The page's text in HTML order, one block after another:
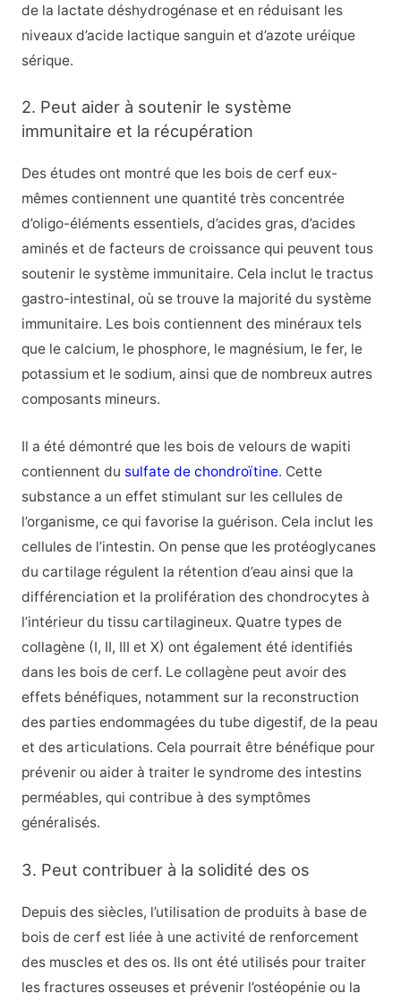
de la lactate déshydrogénase et en réduisant les
niveaux d’acide lactique sanguin et d’azote uréique
sérique.
2. Peut aider à soutenir le système
immunitaire et la récupération
Des études ont montré que les bois de cerf eux-
mêmes contiennent une quantité très concentrée
d’oligo-éléments essentiels, d’acides gras, d’acides
aminés et de facteurs de croissance qui peuvent tous
soutenir le système immunitaire. Cela inclut le tractus
gastro-intestinal, où se trouve la majorité du système
immunitaire. Les bois contiennent des minéraux tels
que le calcium, le phosphore, le magnésium, le fer, le
potassium et le sodium, ainsi que de nombreux autres
composants mineurs.
Il a été démontré que les bois de velours de wapiti
contiennent du sulfate de chondroïtine. Cette
substance a un effet stimulant sur les cellules de
l’organisme, ce qui favorise la guérison. Cela inclut les
cellules de l’intestin. On pense que les protéoglycanes
du cartilage régulent la rétention d’eau ainsi que la
différenciation et la prolifération des chondrocytes à
l’intérieur du tissu cartilagineux. Quatre types de
collagène (I, II, III et X) ont également été identifiés
dans les bois de cerf. Le collagène peut avoir des
effets bénéfiques, notamment sur la reconstruction
des parties endommagées du tube digestif, de la peau
et des articulations. Cela pourrait être bénéfique pour
prévenir ou aider à traiter le syndrome des intestins
perméables, qui contribue à des symptômes
généralisés.
3. Peut contribuer à la solidité des os
Depuis des siècles, l’utilisation de produits à base de
bois de cerf est liée à une activité de renforcement
des muscles et des os. Ils ont été utilisés pour traiter
les fractures osseuses et prévenir l’ostéopénie ou la